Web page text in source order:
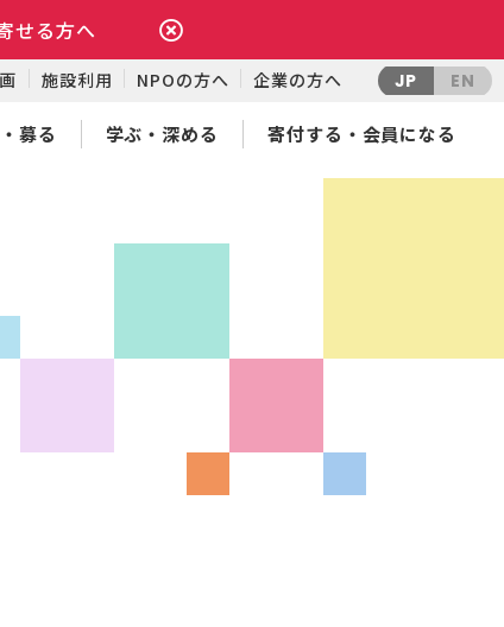
せる方へ
施設利用 NPOの方へ 企業の方へ JP EN
募る 学ぶ・深める 寄付する・会員になる